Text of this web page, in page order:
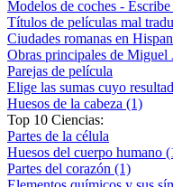
Modelos de coches -
Títulos de películas mal
Ciudades romanas en
Obras principales de Miguel
Parejas de película
Elige las sumas cuyo
Huesos de la cabeza (1)
Top 10 Ciencias:
Partes de la célula
Huesos del cuerpo humano
Partes del corazón (1)